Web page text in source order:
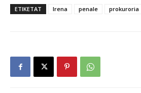
ETIKETAT Irena penale prokuroria